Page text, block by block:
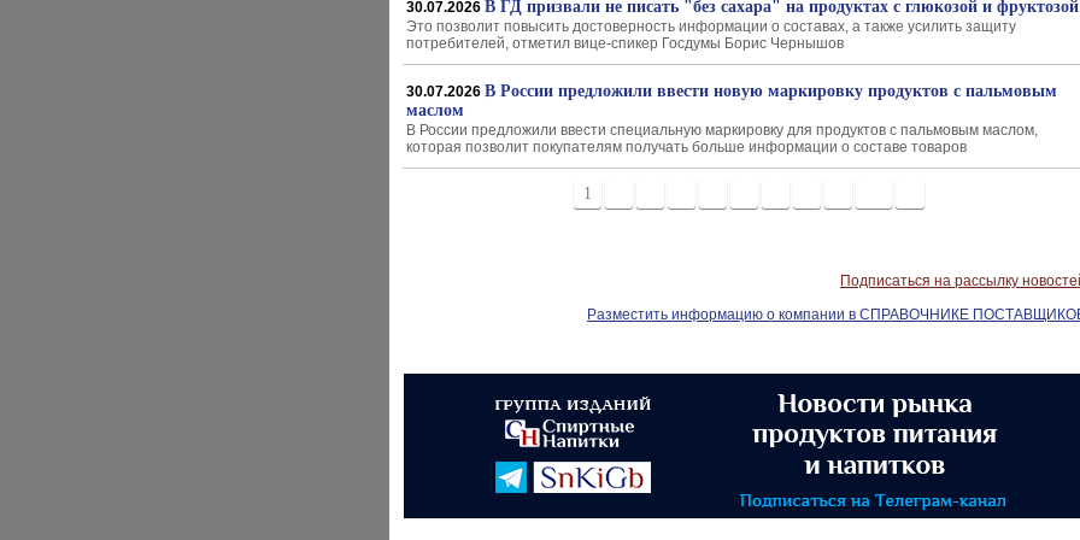
30.07.2026 В ГД призвали не писать "без сахара" на продуктах с глюкозой и фруктозой
Это позволит повысить достоверность информации о составах, а также усилить защиту
потребителей, отметил вице-спикер Госдумы Борис Чернышов
30.07.2026 В России предложили ввести новую маркировку продуктов с пальмовым
маслом
В России предложили ввести специальную маркировку для продуктов с пальмовым маслом,
которая позволит покупателям получать больше информации о составе товаров
1
Подписаться на рассылку
Разместить информацию о компании в СПРАВОЧНИКЕ